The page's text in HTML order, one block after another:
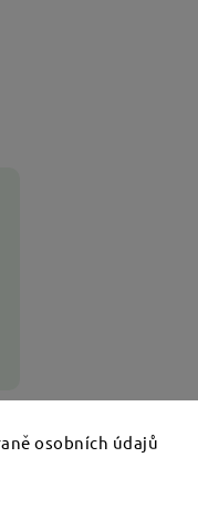
osobních údajů